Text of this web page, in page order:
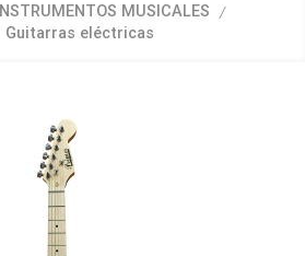
INSTRUMENTOS MUSICALES /
Guitarras eléctricas